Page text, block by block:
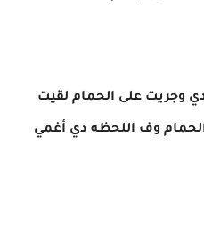
وجريت على الحمام لقيت
وف اللحظه دي أغمي